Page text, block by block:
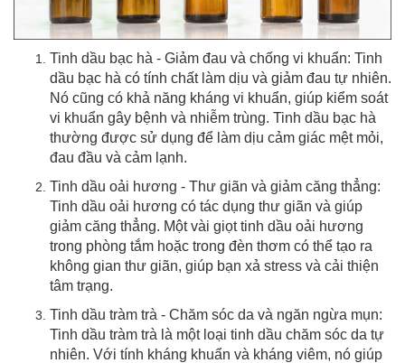
Tinh dầu bạc hà - Giảm đau và chống vi khuẩn: Tinh
dầu bạc hà có tính chất làm dịu và giảm đau tự nhiên.
Nó cũng có khả năng kháng vi khuẩn, giúp kiểm soát
vi khuẩn gây bệnh và nhiễm trùng. Tinh dầu bạc hà
thường được sử dụng để làm dịu cảm giác mệt mỏi,
đau đầu và cảm lạnh.
Tinh dầu oải hương - Thư giãn và giảm căng thẳng:
Tinh dầu oải hương có tác dụng thư giãn và giúp
giảm căng thẳng. Một vài giọt tinh dầu oải hương
trong phòng tắm hoặc trong đèn thơm có thể tạo ra
không gian thư giãn, giúp bạn xả stress và cải thiện
tâm trạng.
Tinh dầu tràm trà - Chăm sóc da và ngăn ngừa mụn:
Tinh dầu tràm trà là một loại tinh dầu chăm sóc da tự
nhiên. Với tính kháng khuẩn và kháng viêm, nó giúp